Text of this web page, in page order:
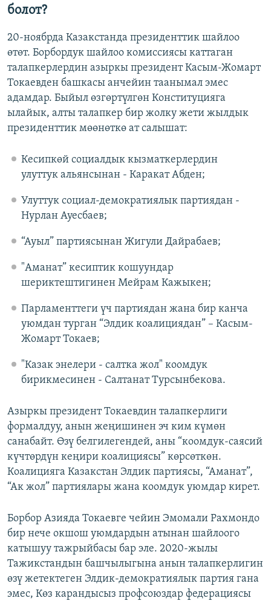
болот?
20-ноябрда Казакстанда президенттик шайлоо
өтөт. Борбордук шайлоо комиссиясы каттаган
талапкерлердин азыркы президент Касым-Жомарт
Токаевден башкасы анчейин таанымал эмес
адамдар. Быйыл өзгөртүлгөн Конституцияга
ылайык, алты талапкер бир жолку жети жылдык
президенттик мөөнөткө ат салышат:
Кесипкөй социалдык кызматкерлердин
улуттук альянсынан - Каракат Абден;
Улуттук социал-демократиялык партиядан -
Нурлан Ауесбаев;
“Ауыл” партиясынан Жигули Дайрабаев;
"Аманат” кесиптик кошуундар
шериктештигинен Мейрам Кажыкен;
Парламенттеги үч партиядан жана бир канча
уюмдан турган “Элдик коалициядан” – Касым-
Жомарт Токаев;
"Казак энелери - салтка жол" коомдук
бирикмесинен - Салтанат Турсынбекова.
Азыркы президент Токаевдин талапкерлиги
формалдуу, анын жеңишинен эч ким күмөн
санабайт. Өзү белгилегендей, аны “коомдук-саясий
күчтөрдүн кеңири коалициясы” көрсөткөн.
Коалицияга Казакстан Элдик партиясы, “Аманат”,
“Ак жол” партиялары жана коомдук уюмдар кирет.
Борбор Азияда Токаевге чейин Эмомали Рахмондо
бир нече окшош уюмдардын атынан шайлоого
катышуу тажрыйбасы бар эле. 2020-жылы
Тажикстандын башчылыгына анын талапкерлигин
өзү жетектеген Элдик-демократиялык партия гана
эмес, Көз карандысыз профсоюздар федерациясы